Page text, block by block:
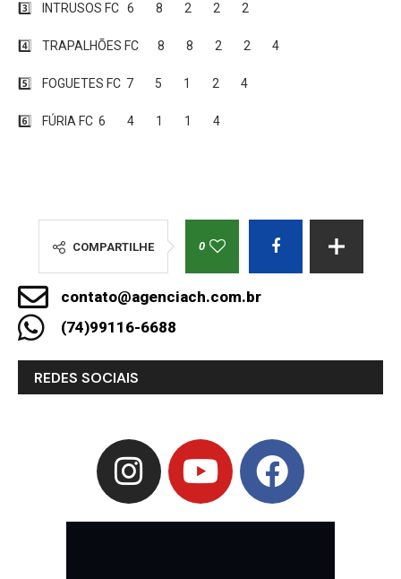
3️⃣ INTRUSOS FC 6 8 2 2 2
4️⃣ TRAPALHÕES FC 8 8 2 2 4
5️⃣ FOGUETES FC 7 5 1 2 4
6️⃣ FÚRIA FC 6 4 1 1 4
COMPARTILHE 0
contato@agenciach.com.br
(74)99116-6688
REDES SOCIAIS